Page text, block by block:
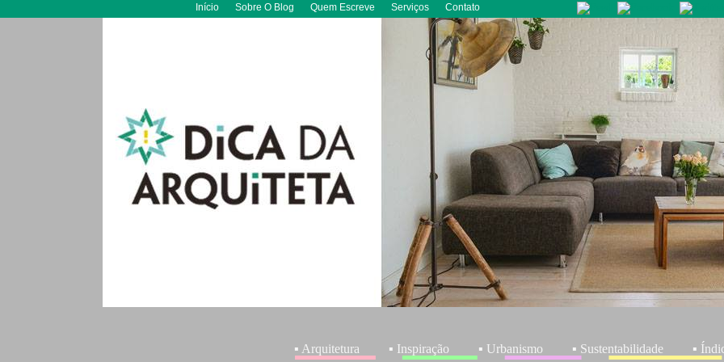
Início Sobre O Blog Quem Escreve Serviços Contato
▪ Arquitetura ▪ Inspiração ▪ Urbanismo ▪ Sustentabilidade ▪